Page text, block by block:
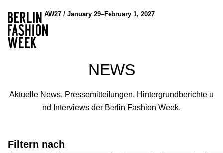
AW27 / January 29–February 1, 2027
NEWS
Aktuelle News, Pressemitteilungen, Hintergrundberichte u
nd Interviews der Berlin Fashion Week.
Filtern nach